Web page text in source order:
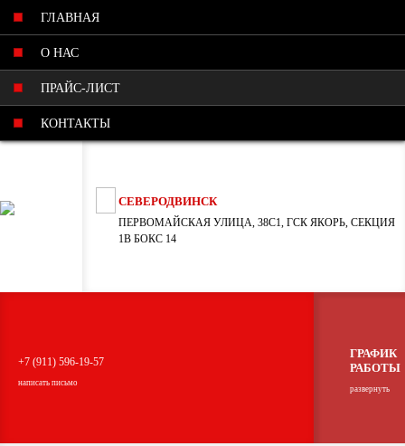
ГЛАВНАЯ
О НАС
ПРАЙС-ЛИСТ
КОНТАКТЫ
СЕВЕРОДВИНСК
ПЕРВОМАЙСКАЯ УЛИЦА, 38С1, ГСК ЯКОРЬ, СЕКЦИЯ
1В БОКС 14
+7 (911) 596-19-57
написать письмо
ГРАФИК
РАБОТЫ
развернуть